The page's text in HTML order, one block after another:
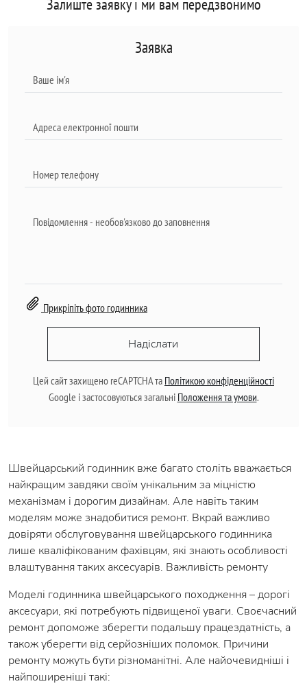
Залиште заявку і ми вам передзвонимо
Заявка
Прикріпіть фото годинника
Надіслати
Цей сайт захищено reCAPTCHA та Політикою конфіденційності
Google і застосовуються загальні Положення та умови.
Швейцарський годинник вже багато століть вважається
найкращим завдяки своїм унікальним за міцністю
механізмам і дорогим дизайнам. Але навіть таким
моделям може знадобитися ремонт. Вкрай важливо
довіряти обслуговування швейцарського годинника
лише кваліфікованим фахівцям, які знають особливості
влаштування таких аксесуарів. Важливість ремонту
Моделі годинника швейцарського походження – дорогі
аксесуари, які потребують підвищеної уваги. Своєчасний
ремонт допоможе зберегти подальшу працездатність, а
також уберегти від серйозніших поломок. Причини
ремонту можуть бути різноманітні. Але найочевидніші і
найпоширеніші такі: